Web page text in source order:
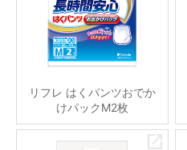
リフレ はくパンツおでか
けパックM2枚